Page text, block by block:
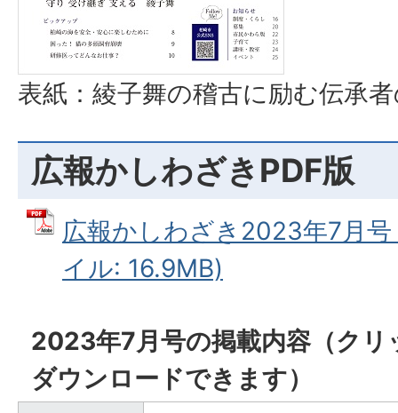
表紙：綾子舞の稽古に励む伝承
広報かしわざきPDF版
広報かしわざき2023年7月
イル: 16.9MB)
2023年7月号の掲載内容（クリ
ダウンロードできます）